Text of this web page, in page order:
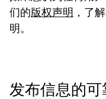
们的版权声明 ，了
明。
发布信息的可